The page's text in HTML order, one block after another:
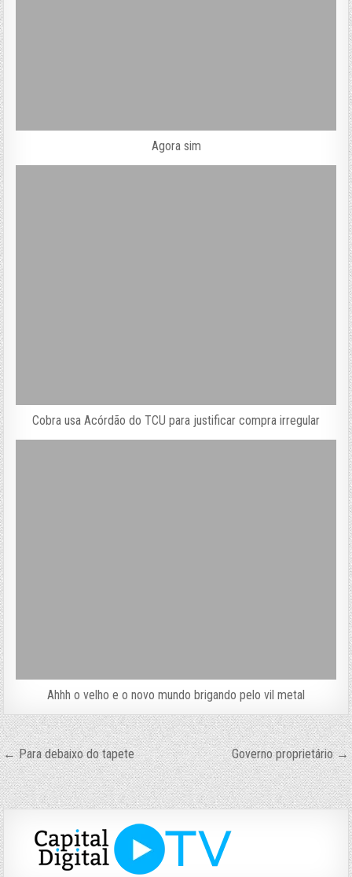
Agora sim
Cobra usa Acórdão do TCU para justificar compra irregular
Ahhh o velho e o novo mundo brigando pelo vil metal
Navegação
de
Post
← Para debaixo do tapete Governo proprietário →